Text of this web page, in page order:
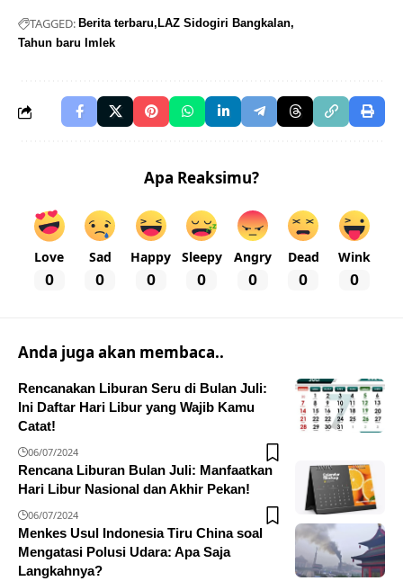
TAGGED: Berita terbaru LAZ Sidogiri Bangkalan
Tahun baru Imlek
Apa Reaksimu?
Love
0
Sad
0
Happy
0
Sleepy
0
Angry
0
Dead
0
Wink
0
Anda juga akan membaca..
Rencanakan Liburan Seru di Bulan Juli:
Ini Daftar Hari Libur yang Wajib Kamu
Catat!
06/07/2024
Rencana Liburan Bulan Juli: Manfaatkan
Hari Libur Nasional dan Akhir Pekan!
06/07/2024
Menkes Usul Indonesia Tiru China soal
Mengatasi Polusi Udara: Apa Saja
Langkahnya?